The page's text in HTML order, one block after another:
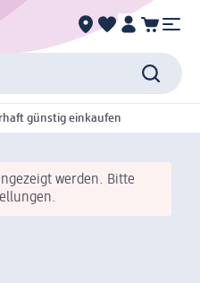
günstig einkaufen
werden. Bitte